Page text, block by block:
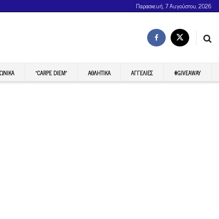
Παρασκευή, 7 Αυγούστου, 2026
“CARPE DIEM” ΑΘΛΗΤΙΚΆ ΑΓΓΕΛΊΕΣ #GIVEAWAY